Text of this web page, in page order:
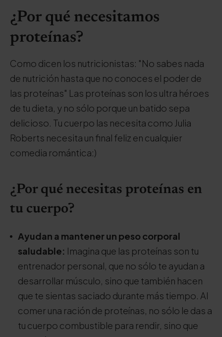
¿Por qué necesitamos
proteínas?
Como dicen los nutricionistas: "No sabes nada
de nutrición hasta que no conoces el poder de
las proteínas" Las proteínas son los ultra héroes
de tu dieta, y no sólo porque un batido sepa
delicioso. Tu cuerpo las necesita como Julia
Roberts necesita un final feliz en cualquier
comedia romántica:)
¿Por qué necesitas proteínas en
tu cuerpo?
Ayudan a mantener un peso corporal
saludable: Imagina que las proteínas son tu
entrenador personal, que no sólo te ayudan a
desarrollar músculo, sino que también hacen
que te sientas saciado durante más tiempo. Al
comer una ración de proteínas, no sólo le das a
tu cuerpo combustible para rendir, sino que